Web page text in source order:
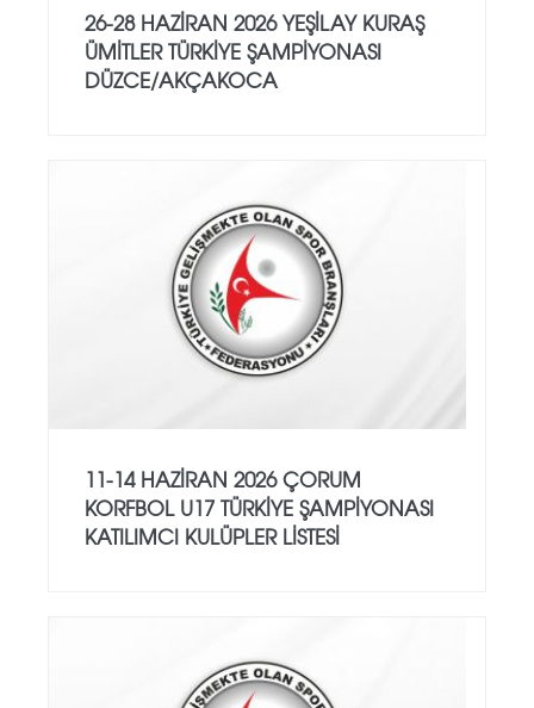
26-28 HAZİRAN 2026 YEŞİLAY KURAŞ
ÜMİTLER TÜRKİYE ŞAMPİYONASI
DÜZCE/AKÇAKOCA
11-14 HAZİRAN 2026 ÇORUM
KORFBOL U17 TÜRKİYE ŞAMPİYONASI
KATILIMCI KULÜPLER LİSTESİ